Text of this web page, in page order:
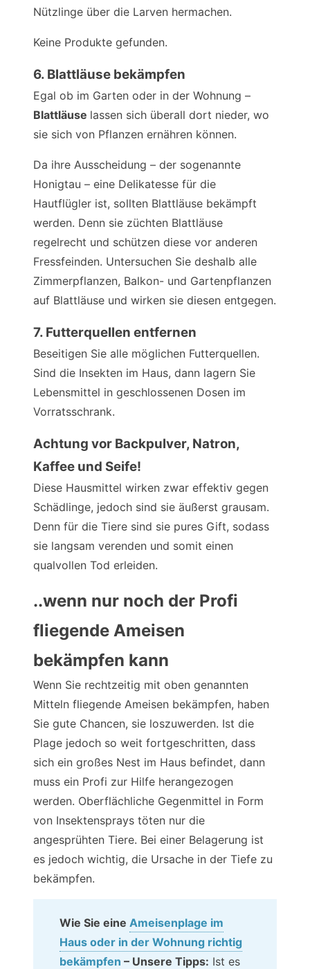
Nützlinge über die Larven hermachen.
Keine Produkte gefunden.
6. Blattläuse bekämpfen
Egal ob im Garten oder in der Wohnung –
Blattläuse lassen sich überall dort nieder, wo
sie sich von Pflanzen ernähren können.
Da ihre Ausscheidung – der sogenannte
Honigtau – eine Delikatesse für die
Hautflügler ist, sollten Blattläuse bekämpft
werden. Denn sie züchten Blattläuse
regelrecht und schützen diese vor anderen
Fressfeinden. Untersuchen Sie deshalb alle
Zimmerpflanzen, Balkon- und Gartenpflanzen
auf Blattläuse und wirken sie diesen entgegen.
7. Futterquellen entfernen
Beseitigen Sie alle möglichen Futterquellen.
Sind die Insekten im Haus, dann lagern Sie
Lebensmittel in geschlossenen Dosen im
Vorratsschrank.
Achtung vor Backpulver, Natron,
Kaffee und Seife!
Diese Hausmittel wirken zwar effektiv gegen
Schädlinge, jedoch sind sie äußerst grausam.
Denn für die Tiere sind sie pures Gift, sodass
sie langsam verenden und somit einen
qualvollen Tod erleiden.
..wenn nur noch der Profi
fliegende Ameisen
bekämpfen kann
Wenn Sie rechtzeitig mit oben genannten
Mitteln fliegende Ameisen bekämpfen, haben
Sie gute Chancen, sie loszuwerden. Ist die
Plage jedoch so weit fortgeschritten, dass
sich ein großes Nest im Haus befindet, dann
muss ein Profi zur Hilfe herangezogen
werden. Oberflächliche Gegenmittel in Form
von Insektensprays töten nur die
angesprühten Tiere. Bei einer Belagerung ist
es jedoch wichtig, die Ursache in der Tiefe zu
bekämpfen.
Wie Sie eine Ameisenplage im
Haus oder in der Wohnung richtig
bekämpfen – Unsere Tipps: Ist es